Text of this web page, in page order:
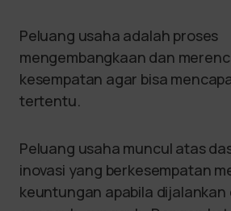
Peluang usaha adalah proses
mengembangkaan dan
kesempatan agar bisa
tertentu.
Peluang usaha muncul atas
inovasi yang berkesempatan
keuntungan apabila dijalankan